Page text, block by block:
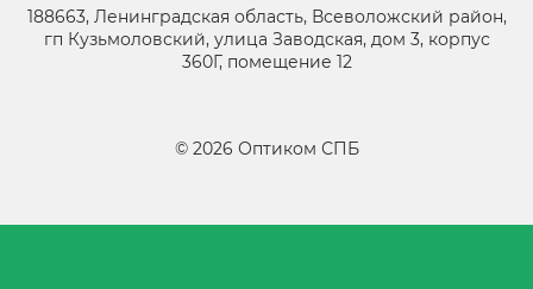
188663, Ленинградская область, Всеволожский район,
гп Кузьмоловский, улица Заводская, дом 3, корпус
360Г, помещение 12
© 2026 Оптиком СПБ